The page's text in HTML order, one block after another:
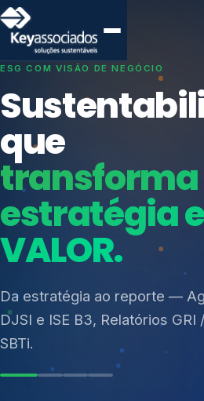
SISTEMAS DE GESTÃO OTIMIZADOS
protege seu
negócio.
Consultoria, auditoria e
ISO 27701, ISO 42001, ISO
14001, ISO 45001, ONA e
resíduos sólidos (PGRS/
Índices de Mercado
Mudanças Climáticas
Reputação e Cadeia
Reporte Regulatório